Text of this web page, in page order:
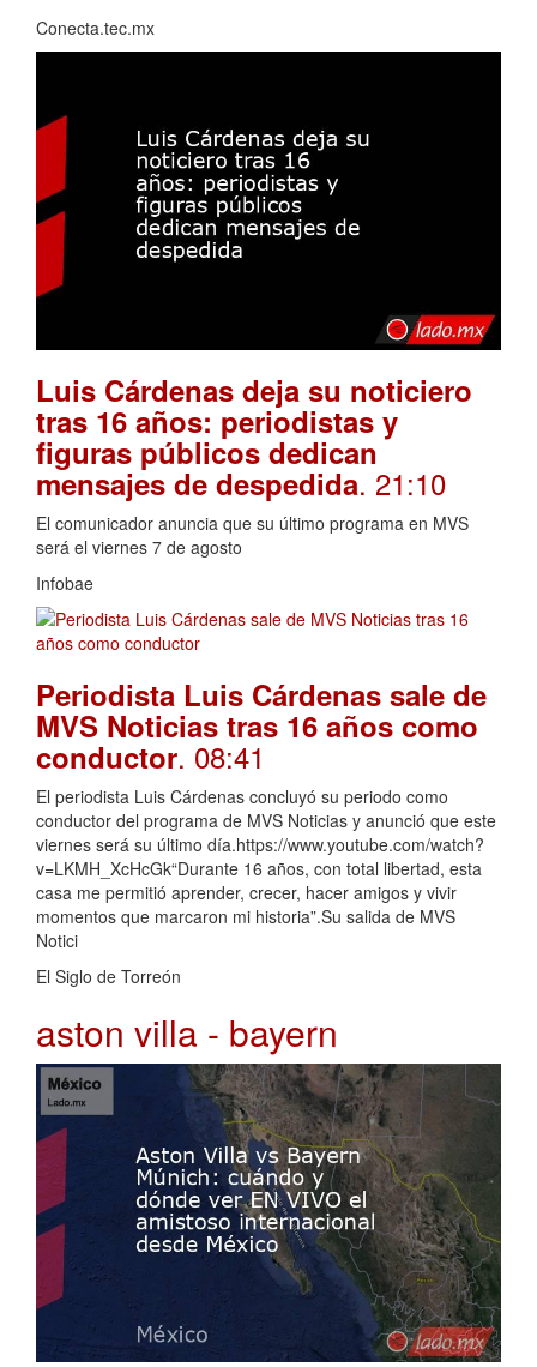
Conecta.tec.mx
Luis Cárdenas deja su noticiero
tras 16 años: periodistas y
figuras públicos dedican
mensajes de despedida. 21:10
El comunicador anuncia que su último programa en MVS
será el viernes 7 de agosto
Infobae
Periodista Luis Cárdenas sale de
MVS Noticias tras 16 años como
conductor. 08:41
El periodista Luis Cárdenas concluyó su periodo como
conductor del programa de MVS Noticias y anunció que este
viernes será su último día.https://www.youtube.com/watch?
v=LKMH_XcHcGk“Durante 16 años, con total libertad, esta
casa me permitió aprender, crecer, hacer amigos y vivir
momentos que marcaron mi historia”.Su salida de MVS
Notici
El Siglo de Torreón
aston villa - bayern